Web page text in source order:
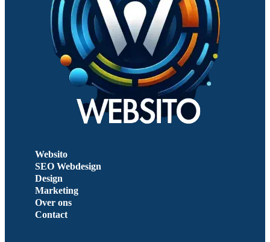
Websito
SEO Webdesign
Design
Marketing
Over ons
Contact